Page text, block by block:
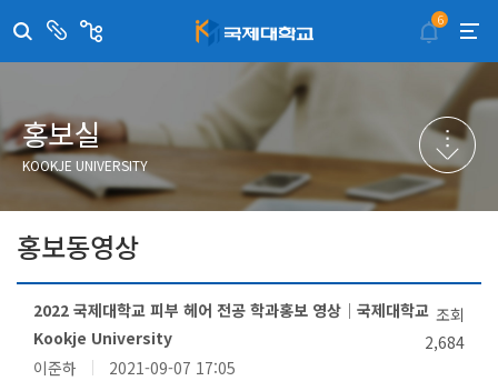
센
국제대학교 입학안내
학술정보원
학생생활관
국제교류센터
산학협력단
평생교육원
교수학습지원센터
무선인터넷이용안내
포탈사이트
증명발급사이트
국제무인항공
6
홍보실
KOOKJE UNIVERSITY
홍보동영상
2022 국제대학교 피부 헤어 전공 학과홍보 영상│국제대학교
Kookje University
조회
2,684
이준하
2021-09-07 17:05